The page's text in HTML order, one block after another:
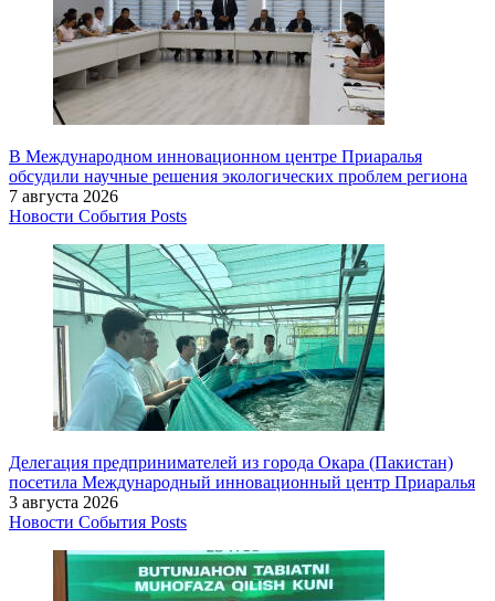
В Международном инновационном центре Приаралья
обсудили научные решения экологических проблем региона
7 августа 2026
Новости События Posts
Делегация предпринимателей из города Окара (Пакистан)
посетила Международный инновационный центр Приаралья
3 августа 2026
Новости События Posts